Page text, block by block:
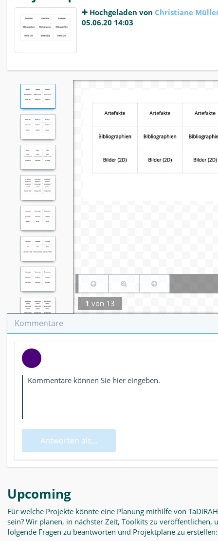
Hochgeladen von Christiane
05.06.20 14:03
1 von 13
Kommentare
Antworten als...
Upcoming
Für welche Projekte könnte eine Planung mithilfe von
sein? Wir planen, in nächster Zeit, Toolkits zu veröffentlichen,
folgende Fragen zu beantworten und Projektpläne zu erstellen: